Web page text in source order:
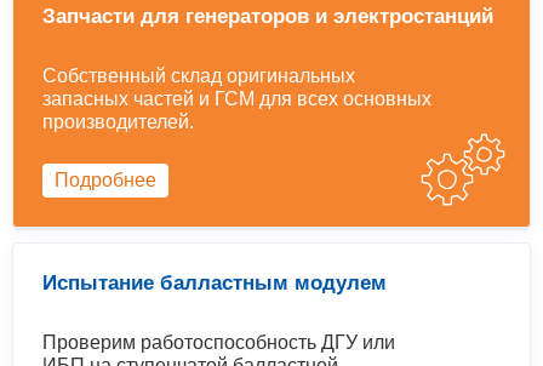
Запчасти для генераторов и электростанций
Собственный склад оригинальных
запасных частей и ГСМ для всех основных
производителей.
Подробнее
Испытание балластным модулем
Проверим работоспособность ДГУ или